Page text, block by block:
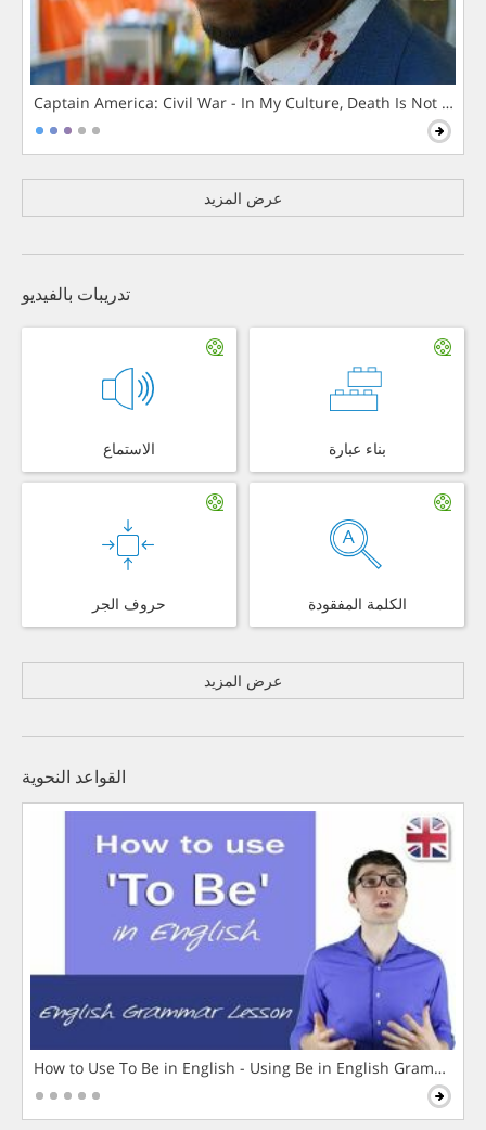
Captain America: Civil War - In My Culture, Death Is Not The
عرض المزيد
تدريبات بالفيديو
الاستماع بناء عبارة
حروف الجر الكلمة المفقودة
عرض المزيد
القواعد النحوية
How to Use To Be in English - Using Be in English Grammar